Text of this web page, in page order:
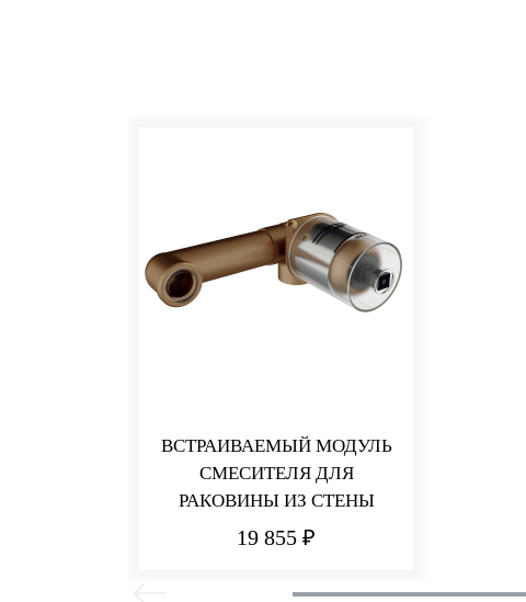
ВСТРАИВАЕМЫЙ МОДУЛЬ
СМЕСИТЕЛЯ ДЛЯ
РАКОВИНЫ ИЗ СТЕНЫ
19 855 ₽